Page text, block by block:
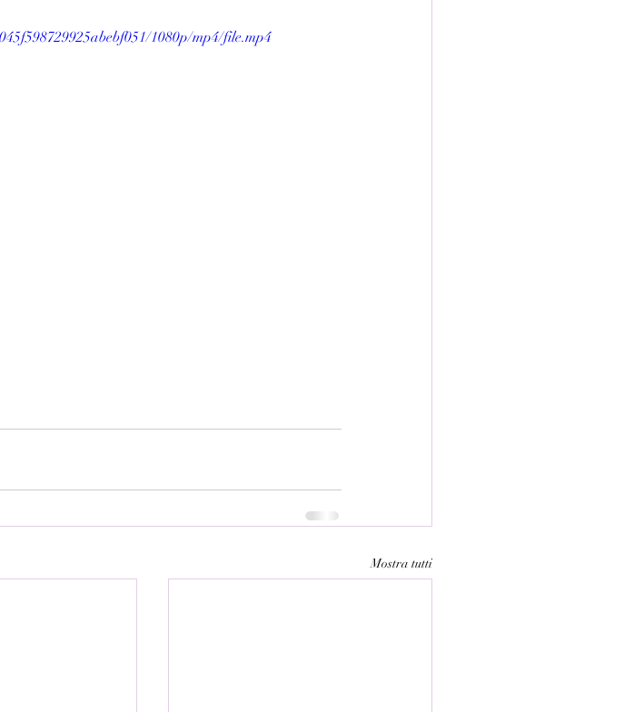
1080p/mp4/file.mp4
Mostra tutti